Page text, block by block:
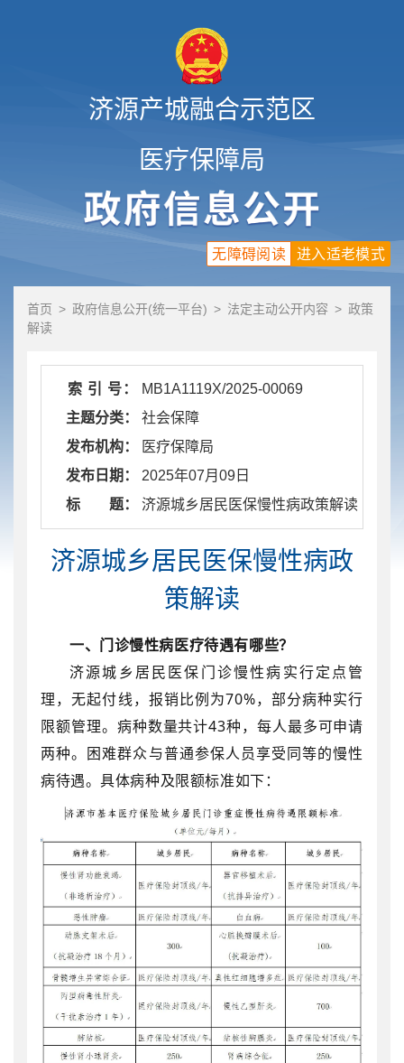
济源产城融合示范区
医疗保障局
进入适老模式
无障碍阅读
首页 > 政府信息公开(统一平台) > 法定主动公开内容 > 政策
解读
索 引 号：
MB1A1119X/2025-00069
主题分类：
社会保障
发布机构：
医疗保障局
发布日期：
2025年07月09日
标 题：
​ 济源城乡居民医保慢性病政策解读
济源城乡居民医保慢性病政
策解读
一、门诊慢性病医疗待遇有哪些？
济源城乡居民医保门诊慢性病实行定点管
理，无起付线，报销比例为70%，部分病种实行
限额管理。病种数量共计43种，每人最多可申请
两种。 困难群众与普通参保人员享受同等的慢性
病待遇。具体病种及限额标准如下：